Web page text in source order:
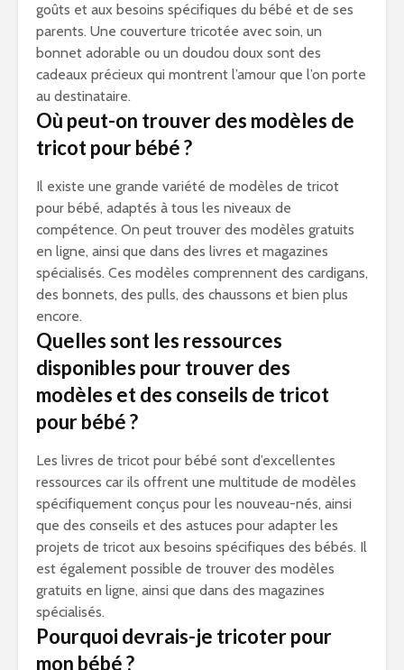
goûts et aux besoins spécifiques du bébé et de ses
parents. Une couverture tricotée avec soin, un
bonnet adorable ou un doudou doux sont des
cadeaux précieux qui montrent l’amour que l’on porte
au destinataire.
Où peut-on trouver des modèles de
tricot pour bébé ?
Il existe une grande variété de modèles de tricot
pour bébé, adaptés à tous les niveaux de
compétence. On peut trouver des modèles gratuits
en ligne, ainsi que dans des livres et magazines
spécialisés. Ces modèles comprennent des cardigans,
des bonnets, des pulls, des chaussons et bien plus
encore.
Quelles sont les ressources
disponibles pour trouver des
modèles et des conseils de tricot
pour bébé ?
Les livres de tricot pour bébé sont d’excellentes
ressources car ils offrent une multitude de modèles
spécifiquement conçus pour les nouveau-nés, ainsi
que des conseils et des astuces pour adapter les
projets de tricot aux besoins spécifiques des bébés. Il
est également possible de trouver des modèles
gratuits en ligne, ainsi que dans des magazines
spécialisés.
Pourquoi devrais-je tricoter pour
mon bébé ?